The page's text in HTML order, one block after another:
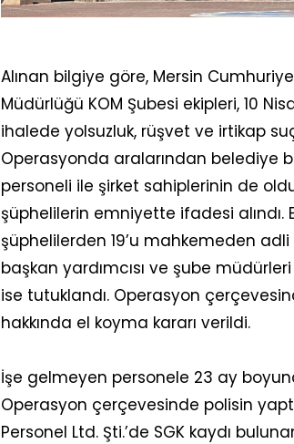
Alınan bilgiye göre, Mersin
Müdürlüğü KOM Şubesi ekipleri, 10
ihalede yolsuzluk, rüşvet ve irtikap
Operasyonda aralarından belediye
personeli ile şirket sahiplerinin de
şüphelilerin emniyette ifadesi
şüphelilerden 19’u mahkemeden adli
başkan yardımcısı ve şube
ise tutuklandı. Operasyon
hakkında el koyma kararı verildi.
İşe gelmeyen personele 23 ay
Operasyon çerçevesinde polisin
Personel Ltd. Şti.’de SGK kaydı